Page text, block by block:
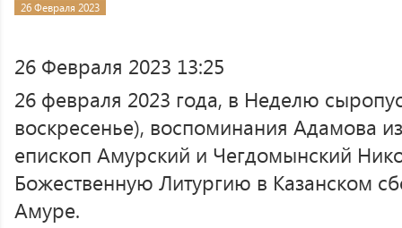
26 Февраля 2023
26 Февраля 2023 13:25
26 февраля 2023 года, в Неделю
воскресенье), воспоминания Адамова
епископ Амурский и Чегдомынский
Божественную Литургию в Казанском
Амуре.